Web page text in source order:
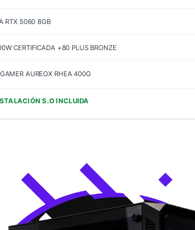
RTX 5060 8GB
CERTIFICADA +80 PLUS BRONZE
AUREOX RHEA 400G
S.O INCLUIDA